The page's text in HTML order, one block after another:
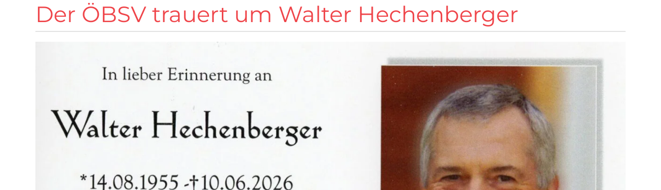
Der ÖBSV trauert um Walter Hechenberger